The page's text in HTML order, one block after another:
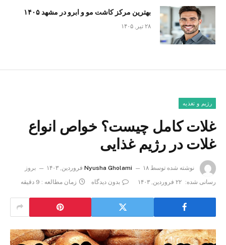
بهترین مرکز کاشت مو و ابرو در مشهد ۱۴۰۵
۲۸ تیر, ۱۴۰۵
رژیم و تغذیه
غلات کامل چیست؟ خواص انواع
غلات در رژیم غذایی
نوشته شده توسط Nyusha Gholami ۱۸ فروردین, ۱۴۰۳
بروز
رسانی شده: ۲۲ فروردین, ۱۴۰۳ بدون دیدگاه زمان مطالعه : 9 دقیقه